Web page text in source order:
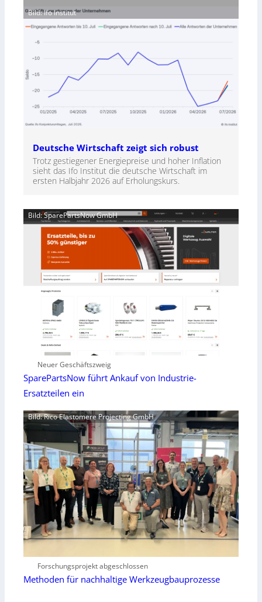
Bild: Ifo Institut
Deutsche Wirtschaft zeigt sich robust
Trotz gestiegener Energiepreise und hoher Inflation
sieht das Ifo Institut die deutsche Wirtschaft im
ersten Halbjahr 2026 auf Erholungskurs.
Bild: SparePartsNow GmbH
Neuer Geschäftszweig
SparePartsNow führt Ankauf von Industrie-
Ersatzteilen ein
Bild: Rico Elastomere Projecting GmbH
Forschungsprojekt abgeschlossen
Methoden für nachhaltige Werkzeugbauprozesse